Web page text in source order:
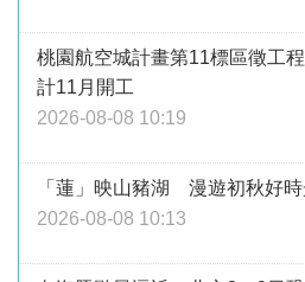
桃園航空城計畫第11標區徵工
計11月開工
2026-08-08 10:19
「蓮」映山豬湖 漫遊初秋好
2026-08-08 10:13